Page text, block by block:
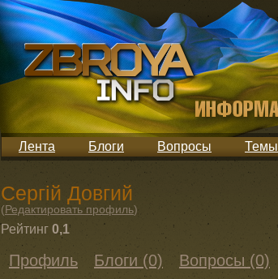
Лента Блоги Вопросы Темы
Сергій Довгий
(Редактировать профиль)
Рейтинг 0,1
Профиль Блоги (0) Вопросы (0)